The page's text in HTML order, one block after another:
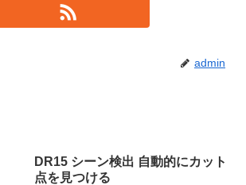
admin
DR15 シーン検出 自動的にカット
点を見つける